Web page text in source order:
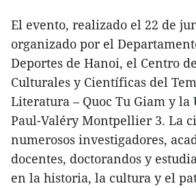
El evento, realizado el 22 de
organizado por el
Deportes de Hanoi, el Centro
Culturales y Científicas del
Literatura – Quoc Tu Giam y la
Paul-Valéry Montpellier 3. La
numerosos investigadores,
docentes, doctorandos y
en la historia, la cultura y el